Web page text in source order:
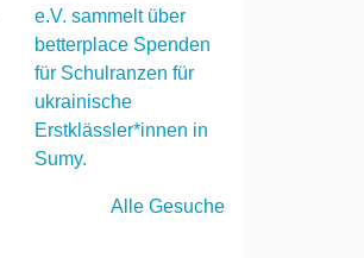
e.V. sammelt über
betterplace Spenden
für Schulranzen für
ukrainische
Erstklässler*innen in
Sumy.
Alle Gesuche